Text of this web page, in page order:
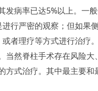
发病率已达5%以上。一
行严密的观察；但如果
者理疗等方式进行治疗
当然脊柱手术存在风险大
方式治疗。其中最主要和